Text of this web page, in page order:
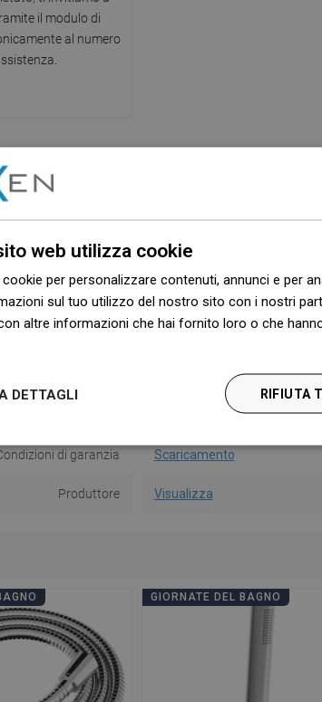
il modulo di
al numero
Serie Kai
Colore Cromo
Forma Rotondo
Scaricamento
Scaricamento
di garanzia Scaricamento
Produttore Visualizza
GIORNATE DEL BAGNO
web utilizza cookie
per personalizzare contenuti, annunci e per
sul tuo utilizzo del nostro sito con i nostri
altre informazioni che hai fornito loro o che
RIFIUTA
DETTAGLI